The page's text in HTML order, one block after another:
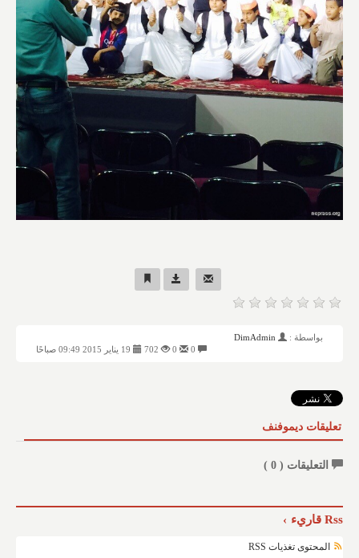
بواسطة :
DimAdmin
702
تعليقات ديموفنف
التعليقات ( 0
)
Rss قاريء
المحتوى تغذيات RSS